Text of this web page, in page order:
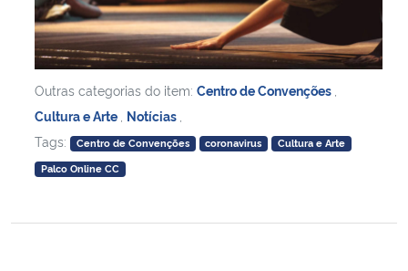
Outras categorias do item: Centro de Convenções
Cultura e Arte Notícias
Tags:
Centro de Convenções coronavirus
Cultura e Arte
Palco Online CC